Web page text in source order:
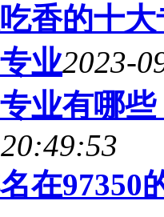
香的十
业2023-
业有哪
在97350